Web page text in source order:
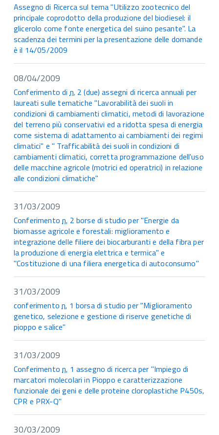
Assegno di Ricerca sul tema "Utilizzo zootecnico del
principale coprodotto della produzione del biodiesel: il
glicerolo come fonte energetica del suino pesante". La
scadenza dei termini per la presentazione delle domande
è il 14/05/2009
08/04/2009
Conferimento di n. 2 (due) assegni di ricerca annuali per
laureati sulle tematiche "Lavorabilità dei suoli in
condizioni di cambiamenti climatici, metodi di lavorazione
del terreno più conservativi ed a ridotta spesa di energia
come sistema di adattamento ai cambiamenti dei regimi
climatici" e " Trafficabilità dei suoli in condizioni di
cambiamenti climatici, corretta programmazione dell'uso
delle macchine agricole (motrici ed operatrici) in relazione
alle condizioni climatiche"
31/03/2009
Conferimenton. 2 borse di studio per "Energie da
biomasse agricole e forestali: miglioramento e
integrazione delle filiere dei biocarburanti e della fibra per
la produzione di energia elettrica e termica" e
"Costituzione di una filiera energetica di autoconsumo"
31/03/2009
conferimenton. 1 borsa di studio per "Miglioramento
genetico, selezione e gestione di riserve genetiche di
pioppo e salice"
31/03/2009
Conferimenton. 1 assegno di ricerca per "Impiego di
marcatori molecolari in Pioppo e caratterizzazione
funzionale dei geni e delle proteine cloroplastiche P450s,
CPR e PRX-Q"
30/03/2009